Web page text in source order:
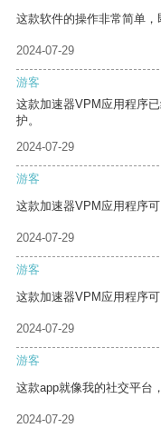
这款软件的操作非常简单，
2024-07-29
游客
这款加速器VPM应用程序
护。
2024-07-29
游客
这款加速器VPM应用程序
2024-07-29
游客
这款加速器VPM应用程序
2024-07-29
游客
这款app就像我的社交平台
2024-07-29